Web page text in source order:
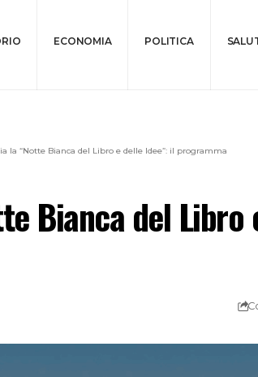
ECONOMIA POLITICA
la “Notte Bianca del Libro e delle Idee”: il programma
Bianca del Libro